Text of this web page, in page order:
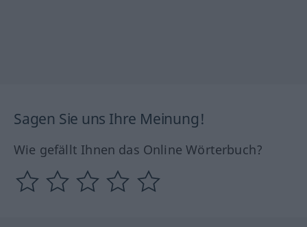
Sagen Sie uns Ihre Meinung!
Wie gefällt Ihnen das Online Wörterbuch?